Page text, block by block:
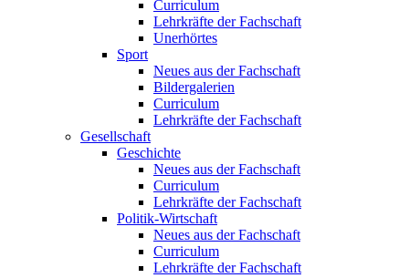
Curriculum
Lehrkräfte der Fachschaft
Unerhörtes
Sport
Neues aus der Fachschaft
Bildergalerien
Curriculum
Lehrkräfte der Fachschaft
Gesellschaft
Geschichte
Neues aus der Fachschaft
Curriculum
Lehrkräfte der Fachschaft
Politik-Wirtschaft
Neues aus der Fachschaft
Curriculum
Lehrkräfte der Fachschaft